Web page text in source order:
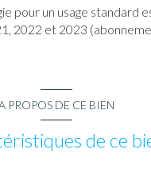
pour un usage standard
2022 et 2023
PROPOS DE CE BIEN
de ce